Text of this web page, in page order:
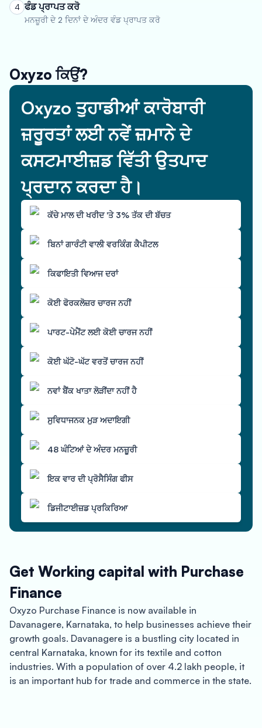
4 ਫੰਡ ਪ੍ਰਾਪਤ ਕਰੋ
ਮਨਜ਼ੂਰੀ ਦੇ 2 ਦਿਨਾਂ ਦੇ ਅੰਦਰ ਵੰਡ ਪ੍ਰਾਪਤ ਕਰੋ
Oxyzo ਕਿਉਂ?
Oxyzo ਤੁਹਾਡੀਆਂ ਕਾਰੋਬਾਰੀ
ਜ਼ਰੂਰਤਾਂ ਲਈ ਨਵੇਂ ਜ਼ਮਾਨੇ ਦੇ
ਕਸਟਮਾਈਜ਼ਡ ਵਿੱਤੀ ਉਤਪਾਦ
ਪ੍ਰਦਾਨ ਕਰਦਾ ਹੈ।
ਕੱਚੇ ਮਾਲ ਦੀ ਖਰੀਦ 'ਤੇ 3% ਤੱਕ ਦੀ ਬੱਚਤ
ਬਿਨਾਂ ਗਾਰੰਟੀ ਵਾਲੀ ਵਰਕਿੰਗ ਕੈਪੀਟਲ
ਕਿਫਾਇਤੀ ਵਿਆਜ ਦਰਾਂ
ਕੋਈ ਫੋਰਕਲੋਜ਼ਰ ਚਾਰਜ ਨਹੀਂ
ਪਾਰਟ-ਪੇਮੈਂਟ ਲਈ ਕੋਈ ਚਾਰਜ ਨਹੀਂ
ਕੋਈ ਘੱਟੋ-ਘੱਟ ਵਰਤੋਂ ਚਾਰਜ ਨਹੀਂ
ਨਵਾਂ ਬੈਂਕ ਖਾਤਾ ਲੋੜੀਂਦਾ ਨਹੀਂ ਹੈ
ਸੁਵਿਧਾਜਨਕ ਮੁੜ ਅਦਾਇਗੀ
48 ਘੰਟਿਆਂ ਦੇ ਅੰਦਰ ਮਨਜ਼ੂਰੀ
ਇਕ ਵਾਰ ਦੀ ਪ੍ਰੋਸੈਸਿੰਗ ਫੀਸ
ਡਿਜੀਟਾਈਜ਼ਡ ਪ੍ਰਕਿਰਿਆ
Get Working capital with Purchase
Finance
Oxyzo Purchase Finance is now available in
Davanagere, Karnataka, to help businesses achieve their
growth goals. Davanagere is a bustling city located in
central Karnataka, known for its textile and cotton
industries. With a population of over 4.2 lakh people, it
is an important hub for trade and commerce in the state.